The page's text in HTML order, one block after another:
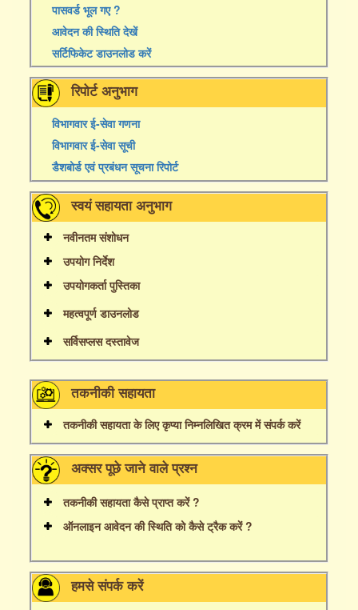
पासवर्ड भूल गए ?
आवेदन की स्थिति देखें
सर्टिफिकेट डाउनलोड करें
रिपोर्ट अनुभाग
विभागवार ई-सेवा गणना
विभागवार ई-सेवा सूची
डैशबोर्ड एवं प्रबंधन सूचना रिपोर्ट
स्वयं सहायता अनुभाग
नवीनतम संशोधन
उपयोग निर्देश
उपयोगकर्ता पुस्तिका
महत्वपूर्ण डाउनलोड
सर्विसप्लस दस्तावेज
तकनीकी सहायता
तकनीकी सहायता के लिए कृप्या निम्नलिखित क्रम में संपर्क करें
अक्सर पूछे जाने वाले प्रश्न
तकनीकी सहायता कैसे प्राप्त करें ?
ऑनलाइन आवेदन की स्थिति को कैसे ट्रैक करें ?
हमसे संपर्क करें